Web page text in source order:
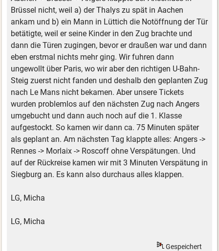
Brüssel nicht, weil a) der Thalys zu spät in Aachen
ankam und b) ein Mann in Lüttich die Notöffnung der Tür
betätigte, weil er seine Kinder in den Zug brachte und
dann die Türen zugingen, bevor er draußen war und dann
eben erstmal nichts mehr ging. Wir fuhren dann
ungewollt über Paris, wo wir aber den richtigen U-Bahn-
Steig zuerst nicht fanden und deshalb den geplanten Zug
nach Le Mans nicht bekamen. Aber unsere Tickets
wurden problemlos auf den nächsten Zug nach Angers
umgebucht und dann auch noch auf die 1. Klasse
aufgestockt. So kamen wir dann ca. 75 Minuten später
als geplant an. Am nächsten Tag klappte alles: Angers ->
Rennes -> Morlaix -> Roscoff ohne Verspätungen. Und
auf der Rückreise kamen wir mit 3 Minuten Verspätung in
Siegburg an. Es kann also durchaus alles klappen.
LG, Micha
LG, Micha
Gespeichert